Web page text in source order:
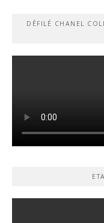
DÉFILÉ CHANEL